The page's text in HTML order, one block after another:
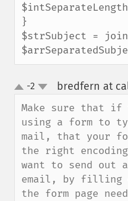
}
$strSubject =
up
down
-2 bredfern at
Make sure that if
using a form to
mail, that your
the right
want to send out
email, by filling
the form page